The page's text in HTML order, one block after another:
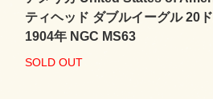
ティヘッド ダブルイーグル 20
1904年 NGC MS63
SOLD OUT